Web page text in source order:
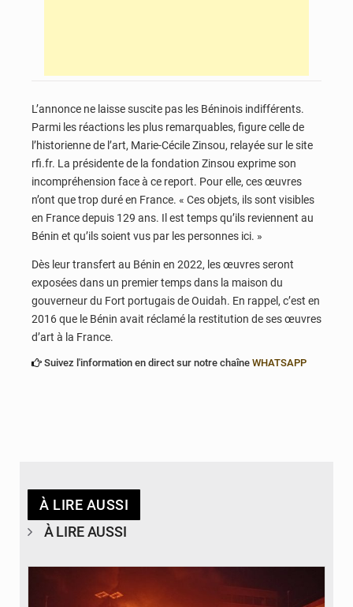
L’annonce ne laisse suscite pas les Béninois indifférents.
Parmi les réactions les plus remarquables, figure celle de
l’historienne de l’art, Marie-Cécile Zinsou, relayée sur le site
rfi.fr. La présidente de la fondation Zinsou exprime son
incompréhension face à ce report. Pour elle, ces œuvres
n’ont que trop duré en France. « Ces objets, ils sont visibles
en France depuis 129 ans. Il est temps qu’ils reviennent au
Bénin et qu’ils soient vus par les personnes ici. »
Dès leur transfert au Bénin en 2022, les œuvres seront
exposées dans un premier temps dans la maison du
gouverneur du Fort portugais de Ouidah. En rappel, c’est en
2016 que le Bénin avait réclamé la restitution de ses œuvres
d’art à la France.
Suivez l'information en direct sur notre chaîne WHATSAPP
À LIRE AUSSI
À LIRE AUSSI